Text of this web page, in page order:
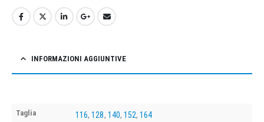
INFORMAZIONI AGGIUNTIVE
Taglia 116,128, 140, 152,164